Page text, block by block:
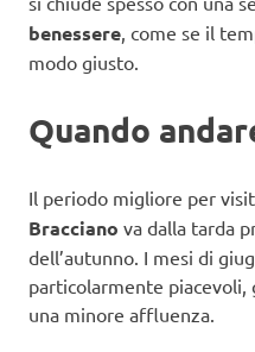
benessere , come se il
modo giusto.
Quando
Il periodo migliore per
Bracciano va dalla tarda
dell’autunno. I mesi di
particolarmente
una minore affluenza.